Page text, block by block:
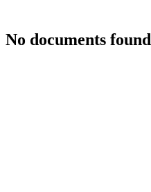
No documents found